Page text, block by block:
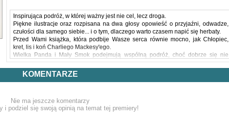
Inspirująca podróż, w której ważny jest nie cel, lecz droga.
Piękne ilustracje oraz rozpisana na dwa głosy opowieść o przyjaźni, odwadze,
czułości dla samego siebie... i o tym, dlaczego warto czasem napić się herbaty.
Przed Wami książka, która podbije Wasze serca równie mocno, jak Chłopiec,
kret, lis i koń Charliego Mackesy'ego.
Wielka Panda i Mały Smok podejmują wspólną podróż, choć dobrze się nie
znają. Szybko gubią drogę – jak wielu z nas w życiu – ale wiedzą, że stracenie z
oczu celu często pozwala dostrzec wspaniałości, których zazwyczaj nie
zauważamy. Dlatego z radością błądzą, odkrywają nieznane miejsca i dyskutują
różnym wieku – od dzieci, przed którymi świat stoi otworem, do dorosłych, których
życie często zmusza do radykalnych zmian.
KOMENTARZE
Nie ma jeszcze komentarzy
i podziel się swoją opinią na temat tej premiery!